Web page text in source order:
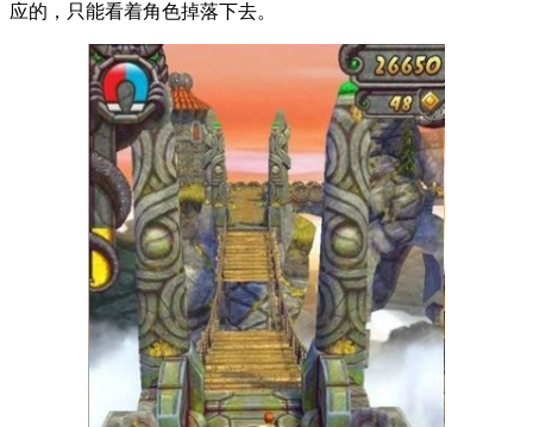
应的，只能看着角色掉落下去。